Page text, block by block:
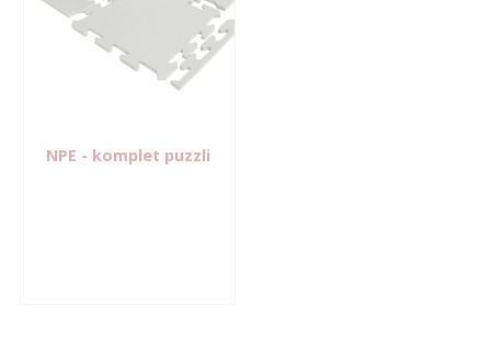
NPE - komplet puzzli